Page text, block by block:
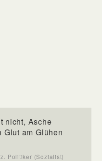
nicht, Asche
Glut am Glühen
Politiker (Sozialist)